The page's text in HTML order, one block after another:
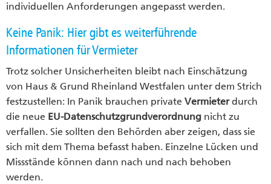
individuellen Anforderungen angepasst werden.
Keine Panik: Hier gibt es weiterführende
Informationen für Vermieter
Trotz solcher Unsicherheiten bleibt nach Einschätzung
von Haus & Grund Rheinland Westfalen unter dem Strich
festzustellen: In Panik brauchen private Vermieterdurch
die neue EU-Datenschutzgrundverordnung nicht zu
verfallen. Sie sollten den Behörden aber zeigen, dass sie
sich mit dem Thema befasst haben. Einzelne Lücken und
Missstände können dann nach und nach behoben
werden.